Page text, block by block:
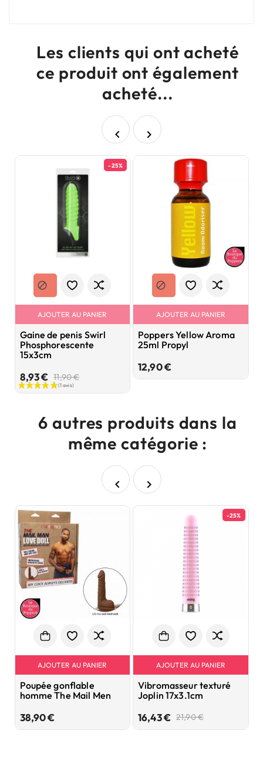
Les clients qui ont acheté
ce produit ont également
acheté...
 
-25%
AJOUTER AU PANIER
Gaine de penis Swirl
Phosphorescente
15x3cm
8,93 € 11,90 €
base
AJOUTER AU PANIER
Poppers Yellow Aroma
25ml Propyl
12,90 €Prix
6 autres produits dans la
même catégorie :
 
AJOUTER AU PANIER
Poupée gonflable
homme The Mail Men
38,90 €Prix
-25%
AJOUTER AU PANIER
Vibromasseur texturé
Joplin 17x3.1cm
16,43 € 21,90 €